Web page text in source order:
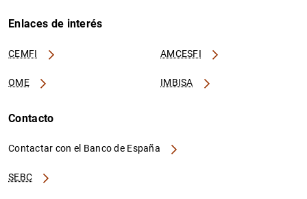
Enlaces de interés
CEMFI AMCESFI
OME IMBISA
Contacto
Contactar con el Banco de España
SEBC